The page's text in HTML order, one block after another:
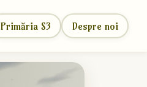
Primăria S3 Despre noi